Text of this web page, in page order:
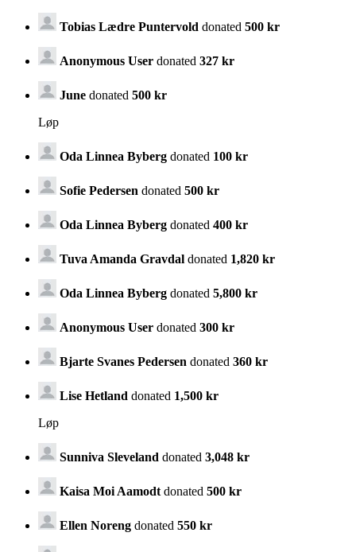
Tobias Lædre Puntervold donated 500 kr
Anonymous User donated 327 kr
June donated 500 kr
Løp
Oda Linnea Byberg donated 100 kr
Sofie Pedersen donated 500 kr
Oda Linnea Byberg donated 400 kr
Tuva Amanda Gravdal donated 1,820 kr
Oda Linnea Byberg donated 5,800 kr
Anonymous User donated 300 kr
Bjarte Svanes Pedersen donated 360 kr
Lise Hetland donated 1,500 kr
Løp
Sunniva Sleveland donated 3,048 kr
Kaisa Moi Aamodt donated 500 kr
Ellen Noreng donated 550 kr